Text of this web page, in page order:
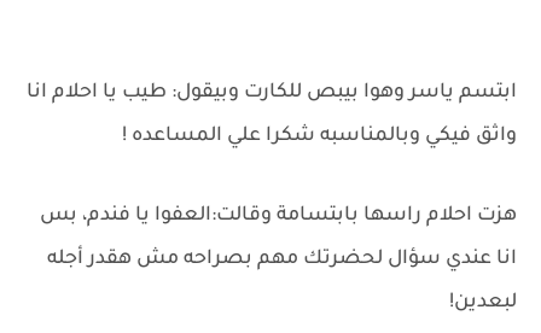
ابتسم ياسر وهوا بيبص للكارت وبيقول: طيب يا احلام انا
واثق فيكي وبالمناسبه شكرا علي المساعده !
هزت احلام راسها بابتسامة وقالت:العفوا يا فندم، بس
انا عندي سؤال لحضرتك مهم بصراحه مش هقدر أجله
لبعدين!